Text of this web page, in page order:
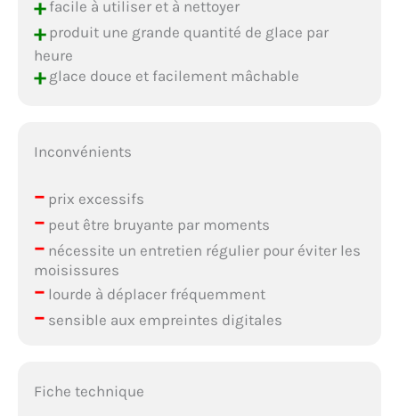
+facile à utiliser et à nettoyer
+produit une grande quantité de glace par
heure
+glace douce et facilement mâchable
Inconvénients
–prix excessifs
–peut être bruyante par moments
–nécessite un entretien régulier pour éviter les
moisissures
–lourde à déplacer fréquemment
–sensible aux empreintes digitales
Fiche technique